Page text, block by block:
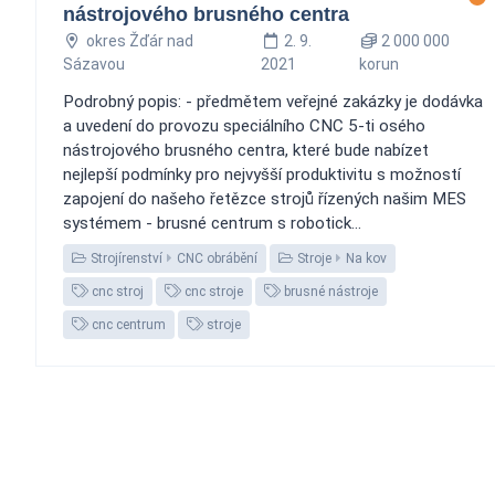
nástrojového brusného centra
okres Žďár nad
Sázavou
2. 9.
2021
2 000 000
korun
Podrobný popis: - předmětem veřejné zakázky je dodávka
a uvedení do provozu speciálního CNC 5-ti osého
nástrojového brusného centra, které bude nabízet
nejlepší podmínky pro nejvyšší produktivitu s možností
zapojení do našeho řetězce strojů řízených našim MES
systémem - brusné centrum s robotick...
Strojírenství CNC obrábění Stroje Na kov
cnc stroj cnc stroje brusné nástroje
cnc centrum stroje